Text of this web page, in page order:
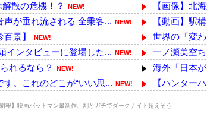
散の危機！？ NEW!
声が垂れ流される 全乗客... NEW!
景】 NEW!
インタビューに登場した... NEW!
れるなら？ NEW!
。これのどこが“いい思... NEW!
尾に表計算ソフトを布教...
【画像】北
【動画】駅
世界の「変
一ノ瀬美空
海外「日本
【ハンター
海外「世界
朗報】映画バットマン最新作、割とガチでダークナイト超えそう